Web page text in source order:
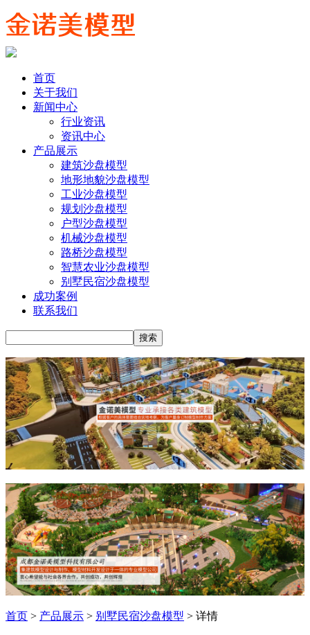
首页
关于我们
新闻中心
行业资讯
资讯中心
产品展示
建筑沙盘模型
地形地貌沙盘模型
工业沙盘模型
规划沙盘模型
户型沙盘模型
机械沙盘模型
路桥沙盘模型
智慧农业沙盘模型
别墅民宿沙盘模型
成功案例
联系我们
首页 > 产品展示 > 别墅民宿沙盘模型 > 详情